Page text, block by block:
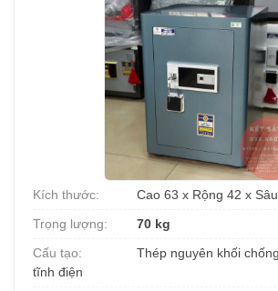
Kích thước:
Cao 63 x Rộng 42 x
Trọng lượng:
70 kg
Cấu tạo:
Thép nguyên khối
tĩnh điện